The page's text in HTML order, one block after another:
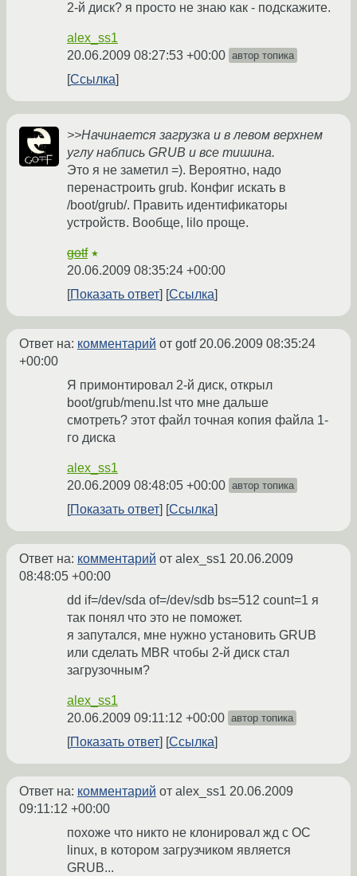
2-й диск? я просто не знаю как - подскажите.
alex_ss1
20.06.2009 08:27:53 +00:00 автор топика
Ссылка
>>Начинается загрузка и в левом верхнем
углу набпись GRUB и все тишина.
Это я не заметил =). Вероятно, надо
перенастроить grub. Конфиг искать в
/boot/grub/. Править идентификаторы
устройств. Вообще, lilo проще.
gotf ★
20.06.2009 08:35:24 +00:00
Показать ответ
Ссылка
Ответ на: комментарий от gotf20.06.2009 08:35:24
+00:00
Я примонтировал 2-й диск, открыл
boot/grub/menu.lst что мне дальше
смотреть? этот файл точная копия файла 1-
го диска
alex_ss1
20.06.2009 08:48:05 +00:00 автор топика
Показать ответ Ссылка
Ответ на: комментарий от alex_ss1 20.06.2009
08:48:05 +00:00
dd if=/dev/sda of=/dev/sdb bs=512 count=1 я
так понял что это не поможет.
я запутался, мне нужно установить GRUB
или сделать MBR чтобы 2-й диск стал
загрузочным?
alex_ss1
20.06.2009 09:11:12 +00:00 автор топика
Показать ответ Ссылка
Ответ на: комментарий от alex_ss1 20.06.2009
09:11:12 +00:00
похоже что никто не клонировал жд с ОС
linux, в котором загрузчиком является
GRUB...